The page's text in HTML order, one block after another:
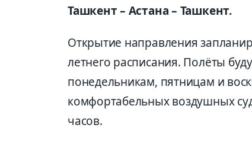
Ташкент – Астана – Ташкент.
Открытие направления
летнего расписания. Полёты
понедельникам, пятницам и
комфортабельных воздушных
часов.